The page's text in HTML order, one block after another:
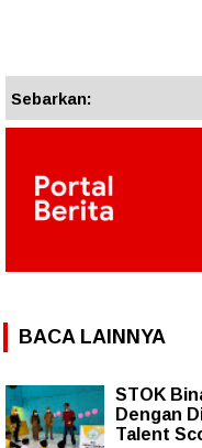
Sebarkan:
BACA LAINNYA
STOK
Dengan
Talent